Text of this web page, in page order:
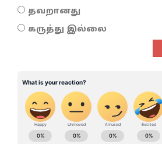
தவறானது
கருத்து இல்லை